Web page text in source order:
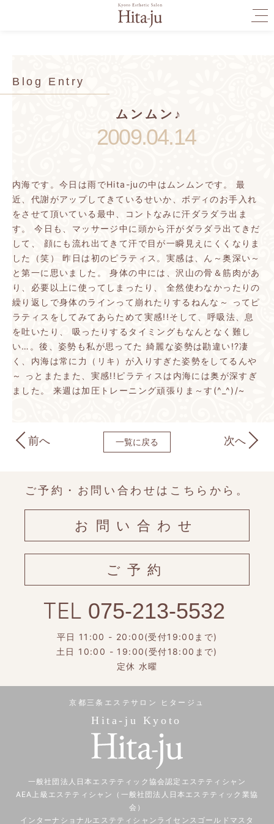
Blog Entry
ムンムン♪
2009.04.14
内海です。今日は雨でHita-juの中はムンムンです。
最
近、代謝がアップしてきているせいか、ボディのお手入れ
をさせて頂いている最中、コントなみに汗ダラダラ出ま
す。
今日も、マッサージ中に頭から汗がダラダラ出てきだ
して、
顔にも流れ出てきて汗で目が一瞬見えにくくなりま
した（笑）
昨日は初のピラティス。実感は、ん～奥深い～
と第一に思いました。
身体の中には、沢山の骨＆筋肉があ
り、必要以上に使ってしまったり、
全然使わなかったりの
繰り返しで身体のラインって崩れたりするねんな～
ってピ
ラティスをしてみてあらためて実感!!そして、呼吸法、息
を吐いたり、
吸ったりするタイミングもなんとなく難し
い…。後、姿勢も私が思ってた 綺麗な姿勢は勘違い!?凄
く、内海は常に力（リキ）が入りすぎた姿勢をしてるんや
～
っとまたまた、実感!!ピラティスは内海には奥が深すぎ
ました。
来週は加圧トレーニング頑張りま～す(^_^)/~
前へ 一覧に戻る 次へ
ご予約・お問い合わせはこちらから。
お問い合わせ
ご予約
TEL 075-213-5532
平日 11:00 - 20:00(受付19:00まで)
土日 10:00 - 19:00(受付18:00まで)
定休 水曜
京都三条エステサロン ヒタージュ
Hita-ju Kyoto
一般社団法人日本エステティック協会認定エステティシャン
AEA上級エステティシャン（一般社団法人日本エステティック業協
会）
インターナショナルエステティシャンライセンスゴールドマスタ